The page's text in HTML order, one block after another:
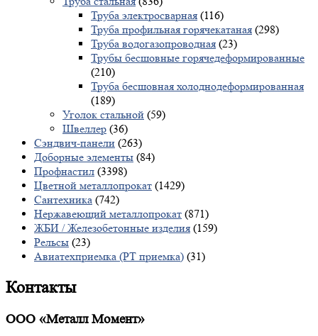
Труба электросварная (116)
Труба профильная горячекатаная (298)
Труба водогазопроводная (23)
Трубы бесшовные горячедеформированные
(210)
Труба бесшовная холоднодеформированная
(189)
Уголок стальной (59)
Швеллер (36)
Сэндвич-панели (263)
Доборные элементы (84)
Профнастил (3398)
Цветной металлопрокат (1429)
Сантехника (742)
Нержавеющий металлопрокат (871)
ЖБИ / Железобетонные изделия (159)
Рельсы (23)
Авиатехприемка (РТ приемка) (31)
Контакты
ООО «Металл Момент»